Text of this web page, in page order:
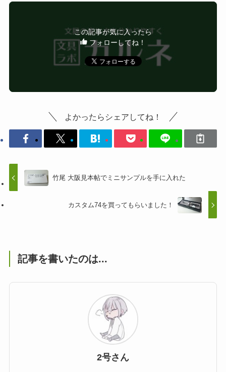
この記事が気に入ったら
フォローしてね！
よかったらシェアしてね！
竹尾 大阪見本帖でミニサンプルを手に入れた
カスタム74を買ってもらいました！
記事を書いたのは...
2号さん